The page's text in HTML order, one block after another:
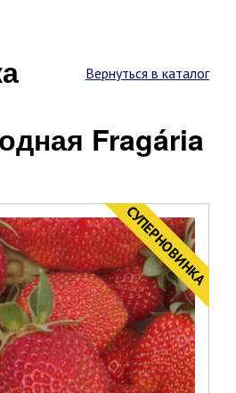
Вернуться в каталог
Fragária
CУПЕРНОВИНКА